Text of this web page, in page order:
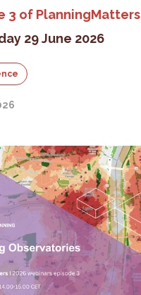
3 of PlanningMatters
29 June 2026